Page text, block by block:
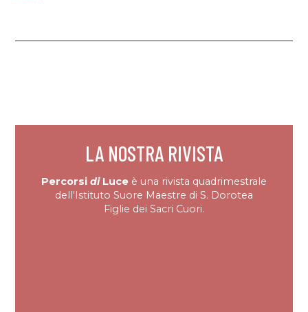
LA NOSTRA RIVISTA
Percorsi diLuce è una rivista quadrimestrale
dell'Istituto Suore Maestre di S. Dorotea
Figlie dei Sacri Cuori.